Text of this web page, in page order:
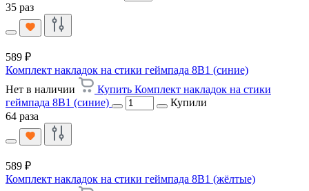
35 раз
589 ₽
Комплект накладок на стики геймпада 8В1 (синие)
Нет в наличии
Купить Комплект накладок на стики
геймпада 8В1 (синие)
Купили
64 раза
589 ₽
Комплект накладок на стики геймпада 8В1 (жёлтые)